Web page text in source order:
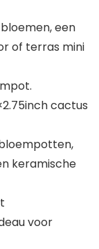
een
of terras mini
cactus
keramische
voor